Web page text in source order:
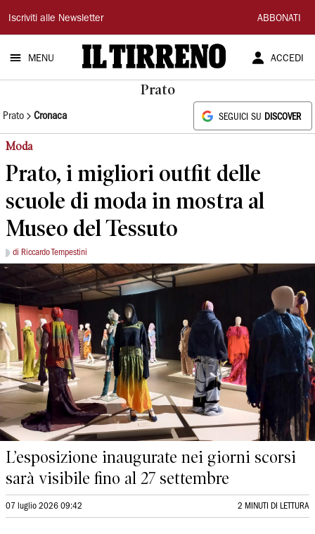
Il
Tirreno
Iscriviti alle Newsletter ABBONATI
MENU ACCEDI
Prato
Prato Cronaca SEGUICI SU DISCOVER
Moda
Prato, i migliori outfit delle
scuole di moda in mostra al
Museo del Tessuto
di Riccardo Tempestini
L’esposizione inaugurate nei giorni scorsi
sarà visibile fino al 27 settembre
07 luglio 2026 09:42 2 MINUTI DI LETTURA